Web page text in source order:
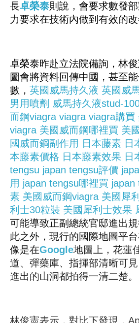
長卓榮泰則說，會要求數發
力要求在技術內做到有效的改
卓榮泰昨赴立法院備詢，林
圖會將資料回傳中國，甚至
數， 英國威馬持久液 英國威
男用噴劑 威馬持久液stud-
而鋼viagra viagra viagra購買
viagra 美國威而鋼哪裡買 美
國威而鋼副作用 日本藤素 日
本藤素價格 日本藤素效果 日
tengsu japan tengsu評價
用 japan tengsu哪裡買 japan
素 美國威而鋼viagra 美國犀
利士30粒裝 美國犀利士效果
可能導致正副總統官邸進出
此之外，現行的國際地圖平台
像是在Google地圖上，花蓮
道、彈藥庫、指揮部清晰可
進出的山洞都拍得一清二楚。
林俊憲表示，對比下發現，